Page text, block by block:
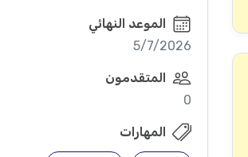
الموعد النهائي
5/7/2026
المتقدمون
0
المهارات